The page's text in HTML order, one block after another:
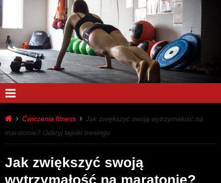
Ćwiczenia fitness
Jak zwiększyć swoją wytrzymałość na
maratonie? Odkryj tajniki treningu
Jak zwiększyć swoją